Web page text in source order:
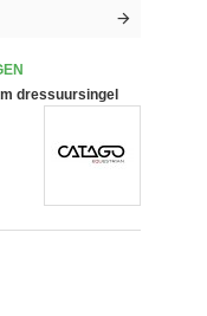
dressuursingel